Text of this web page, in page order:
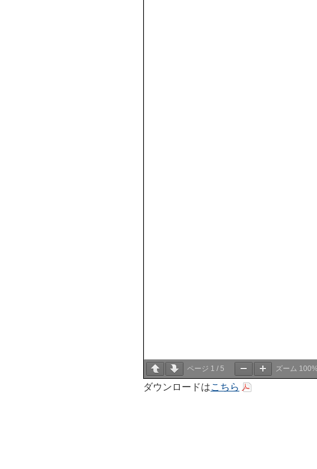
ページ 1 / 5 ズーム 100%
ダウンロードはこちら